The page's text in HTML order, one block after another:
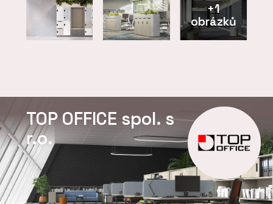
+1
obrázků
TOP OFFICE spol. s
r.o.